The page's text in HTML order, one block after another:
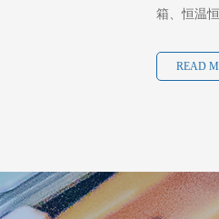
箱、恒温
READ